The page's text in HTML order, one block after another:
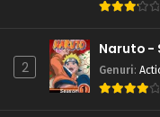
2
Naruto -
Genuri: